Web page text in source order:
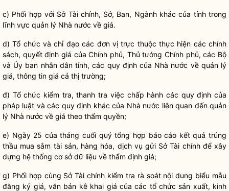
c) Phối hợp với Sở Tài chính, Sở, Ban, Ngành khác của tỉnh trong
lĩnh vực quản lý Nhà nước về giá.
d) Tổ chức vàchỉ đạocác đơn vị trực thuộc thực hiện các chính
sách, quyết định giá của Chính phủ, Thủ tướng Chính phủ, các Bộ
và Ủy ban nhân dântỉnh, các quy định của Nhà nước về quản lý
giá, thông tin giá cả thị trường;
đ) Tổ chức kiểm tra, thanh tra việc chấp hành các quy định của
pháp luật và các quy định khác của Nhà nước liên quan đến quản
lý Nhà nước về giá theo thẩm quyền;
e) Ngày 25 của tháng cuối quý tổng hợp báo cáo kết quả trúng
thầu mua sắm tài sản, hàng hóa, dịch vụ gửi Sở Tài chính để xây
dựng hệ thống cơ sở dữ liệu về thẩm định giá;
g) Phối hợp cùng Sở Tài chính kiểm tra rà soát nội dung biểu mẫu
đăng ký giá, văn bản kê khai giá của các tổ chức sản xuất, kinh